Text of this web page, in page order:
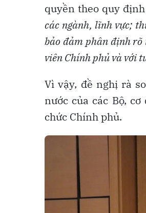
quyền theo quy
các ngành, lĩnh vực;
bảo đảm phân định rõ
viên Chính phủ và với
Vì vậy, đề nghị rà
nước của các Bộ,
chức Chính phủ.